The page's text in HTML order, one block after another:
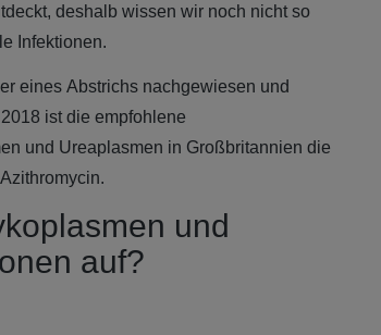
deshalb wissen wir noch nicht so
Infektionen.
eines Abstrichs nachgewiesen und
ist die empfohlene
und Ureaplasmen in Großbritannien die
und
auf?